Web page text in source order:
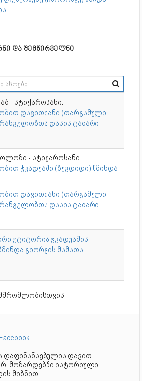
და შემწირველნი
- სტიქაროსანი.
დავითიანი (თარგამული,
დასის ტაძარი
- სტიქაროსანი.
ჭკადუაში (ზუგდიდი) წმინდა
დავითიანი (თარგამული,
დასის ტაძარი
ქტიტორია ჭკადუაშის
გიორგის მამათა
Facebook
დაფინანსებულია დავით
მოზარდებში ისტორიული
მიზნით.